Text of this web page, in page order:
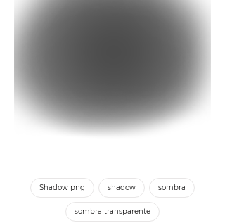
Shadow png shadow sombra
sombra transparente